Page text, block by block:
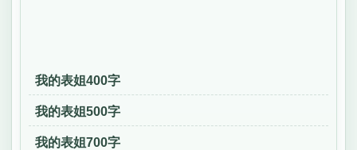
我的表姐400字
我的表姐500字
我的表姐700字